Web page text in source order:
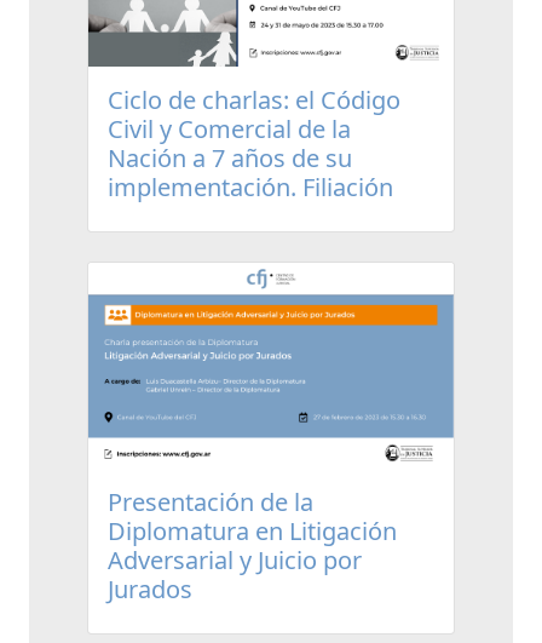
Ciclo de charlas: el Código
Civil y Comercial de la
Nación a 7 años de su
implementación. Filiación
Presentación de la
Diplomatura en Litigación
Adversarial y Juicio por
Jurados